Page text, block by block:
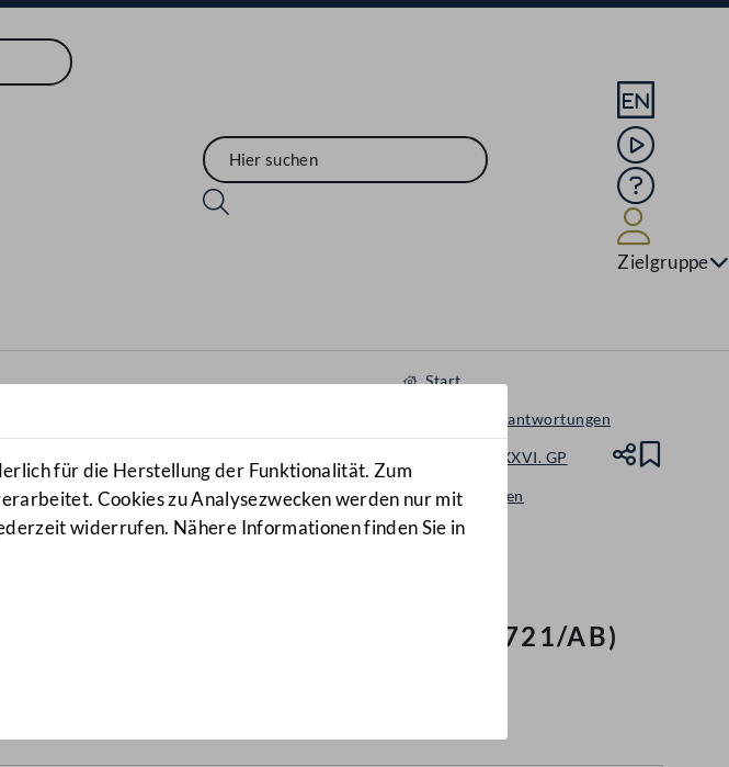
Sprache
Mediathek
Hilfe
Zielgruppe
für die Herstellung der Funktionalität. Zum
Cookies zu Analysezwecken werden nur mit
widerrufen. Nähere Informationen finden Sie in
Start
Anfragen & Beantwortungen
Nationalrat - XXVI. GP
Beantwortungen
1721/AB
auf Anklagebank (1721/AB)